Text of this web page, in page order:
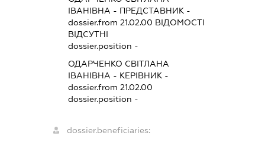
ІВАНІВНА - ПРЕДСТАВНИК -
dossier.from 21.02.00 ВІДОМОСТІ
ВІДСУТНІ
dossier.position -
ОДАРЧЕНКО СВІТЛАНА
ІВАНІВНА - КЕРІВНИК -
dossier.from 21.02.00
dossier.position -
dossier.beneficiaries: